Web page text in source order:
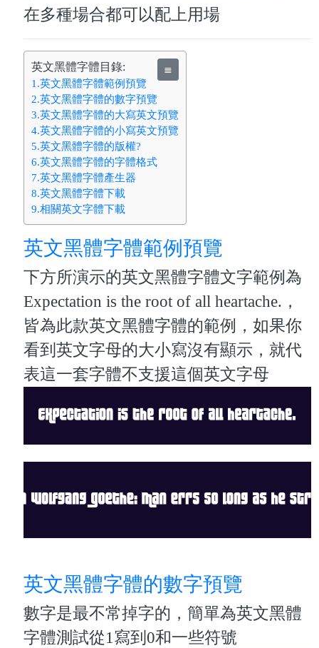
在多種場合都可以配上用場
英文黑體字體目錄: ≣
1.英文黑體字體範例預覽
2.英文黑體字體的數字預覽
3.英文黑體字體的大寫英文預覽
4.英文黑體字體的小寫英文預覽
5.英文黑體字體的版權?
6.英文黑體字體的字體格式
7.英文黑體字體產生器
8.英文黑體字體下載
9.相關英文字體下載
英文黑體字體範例預覽
下方所演示的英文黑體字體文字範例為
Expectation is the root of all heartache.，
皆為此款英文黑體字體的範例，如果你
看到英文字母的大小寫沒有顯示，就代
表這一套字體不支援這個英文字母
英文黑體字體的數字預覽
數字是最不常掉字的，簡單為英文黑體
字體測試從1寫到0和一些符號